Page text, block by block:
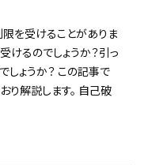
を受けることがありま
けるのでしょうか？引っ
ょうか？ この記事で
り解説します。 自己破